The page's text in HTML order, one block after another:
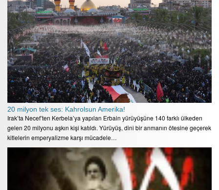
20 milyon tek ses: Kahrolsun Amerika!
Irak’ta Necef’ten Kerbela’ya yapılan Erbain yürüyüşüne 140 farklı ülkeden
gelen 20 milyonu aşkın kişi katıldı. Yürüyüş, dini bir anmanın ötesine geçerek
kitlelerin emperyalizme karşı mücadele…